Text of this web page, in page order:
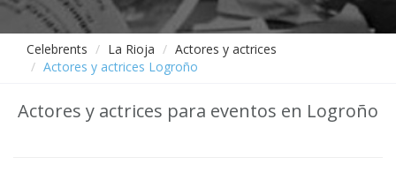
Celebrents La Rioja
Actores y actrices
Actores y actrices Logroño
Actores y actrices para eventos en Logroño